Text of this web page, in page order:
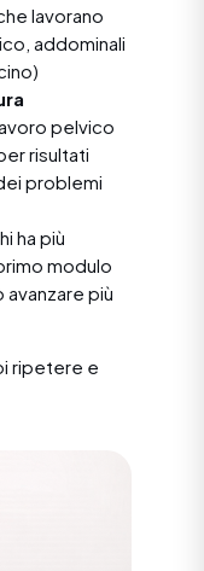
lavorano
addominali
pelvico
risultati
problemi
ha più
modulo
più
ripetere e